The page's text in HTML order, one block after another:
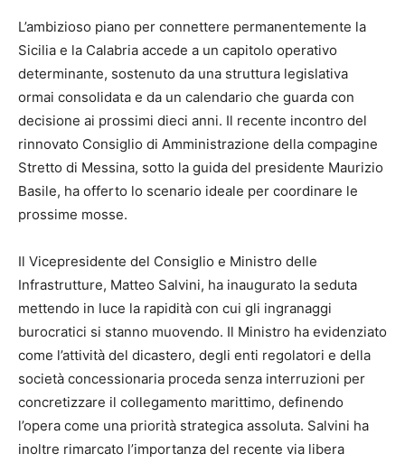
L’ambizioso piano per connettere permanentemente la
Sicilia e la Calabria accede a un capitolo operativo
determinante, sostenuto da una struttura legislativa
ormai consolidata e da un calendario che guarda con
decisione ai prossimi dieci anni. Il recente incontro del
rinnovato Consiglio di Amministrazione della compagine
Stretto di Messina, sotto la guida del presidente Maurizio
Basile, ha offerto lo scenario ideale per coordinare le
prossime mosse.
Il Vicepresidente del Consiglio e Ministro delle
Infrastrutture, Matteo Salvini, ha inaugurato la seduta
mettendo in luce la rapidità con cui gli ingranaggi
burocratici si stanno muovendo. Il Ministro ha evidenziato
come l’attività del dicastero, degli enti regolatori e della
società concessionaria proceda senza interruzioni per
concretizzare il collegamento marittimo, definendo
l’opera come una priorità strategica assoluta. Salvini ha
inoltre rimarcato l’importanza del recente via libera